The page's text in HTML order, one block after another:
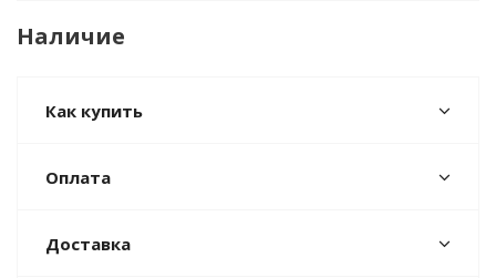
Наличие
Как купить
Оплата
Доставка